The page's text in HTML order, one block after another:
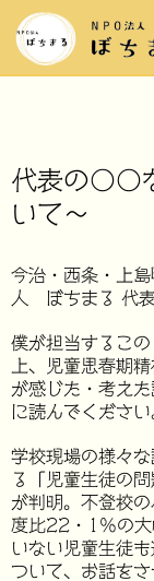
代表の〇
いて～
今治・西条・上
人 ぼちまる 代表
僕が担当するこ
上、児童思春期
が感じた・考え
に読んでください
学校現場の様々
る「児童生徒の
が判明。不登校
度比22・1%の大
いない児童生徒
ついて、お話をさ